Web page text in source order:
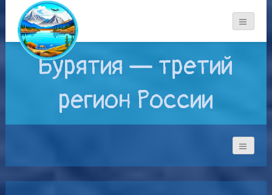
Бурятия — третий
регион России